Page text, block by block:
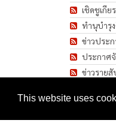
This website uses
เชิดชูเกี
ทำนุบำรุ
ข่าวประ
ประกาศ
ข่าวราย